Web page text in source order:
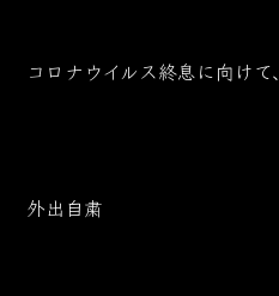
コロナウイルス終息に向けて、
外出自粛